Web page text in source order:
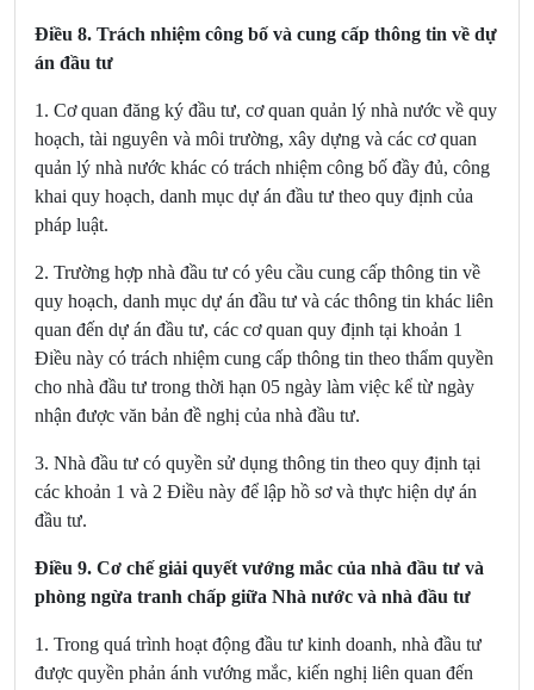
Điều 8. Trách nhiệm công bố và cung cấp thông tin về dự
án đầu tư
1. Cơ quan đăng ký đầu tư, cơ quan quản lý nhà nước về quy
hoạch, tài nguyên và môi trường, xây dựng và các cơ quan
quản lý nhà nước khác có trách nhiệm công bố đầy đủ, công
khai quy hoạch, danh mục dự án đầu tư theo quy định của
pháp luật.
2. Trường hợp nhà đầu tư có yêu cầu cung cấp thông tin về
quy hoạch, danh mục dự án đầu tư và các thông tin khác liên
quan đến dự án đầu tư, các cơ quan quy định tại khoản 1
Điều này có trách nhiệm cung cấp thông tin theo thẩm quyền
cho nhà đầu tư trong thời hạn 05 ngày làm việc kể từ ngày
nhận được văn bản đề nghị của nhà đầu tư.
3. Nhà đầu tư có quyền sử dụng thông tin theo quy định tại
các khoản 1 và 2 Điều này để lập hồ sơ và thực hiện dự án
đầu tư.
Điều 9. Cơ chế giải quyết vướng mắc của nhà đầu tư và
phòng ngừa tranh chấp giữa Nhà nước và nhà đầu tư
1. Trong quá trình hoạt động đầu tư kinh doanh, nhà đầu tư
được quyền phản ánh vướng mắc, kiến nghị liên quan đến